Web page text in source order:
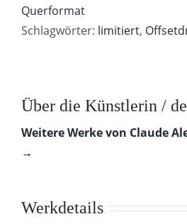
Querformat
Schlagwörter: limitiert,
Über die Künstlerin /
Weitere Werke von Claude
→
Werkdetails